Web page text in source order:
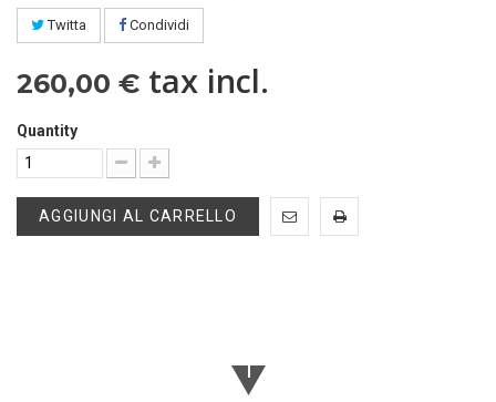
Twitta Condividi
260,00 € tax incl.
Quantity
AGGIUNGI AL CARRELLO